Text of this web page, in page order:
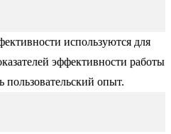
используются для
эффективности работы
пользовательский опыт.